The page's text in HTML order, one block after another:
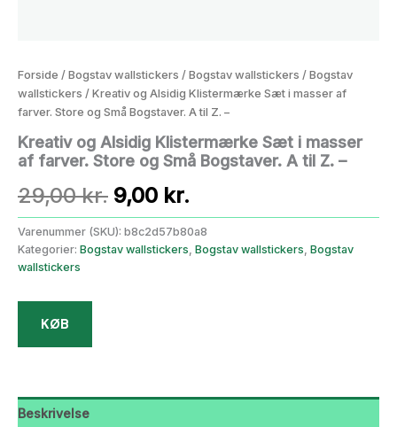
Forside / Bogstav wallstickers / Bogstav wallstickers / Bogstav
wallstickers / Kreativ og Alsidig Klistermærke Sæt i masser af
farver. Store og Små Bogstaver. A til Z. –
Kreativ og Alsidig Klistermærke Sæt i masser
af farver. Store og Små Bogstaver. A til Z. –
29,00kr. Den
oprindelige
9,00 kr.
aktuelle
pris
Varenummer (SKU): b8c2d57b80a8
Kategorier: Bogstav wallstickers Bogstav wallstickers Bogstav
wallstickers
KØB
Beskrivelse